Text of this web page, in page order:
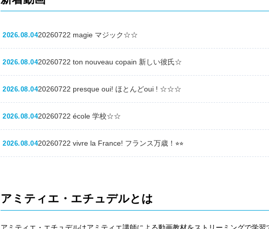
2026.08.0420260722 magie マジック☆☆
2026.08.0420260722 ton nouveau copain 新しい彼氏☆
2026.08.0420260722 presque oui! ほとんどoui ! ☆☆☆
2026.08.0420260722 école 学校☆☆
2026.08.0420260722 vivre la France! フランス万歳！⭐︎⭐︎
アミティエ・エチュデルとは
アミティエ・エチュデルはアミティエ講師による動画教材をストリーミングで学習